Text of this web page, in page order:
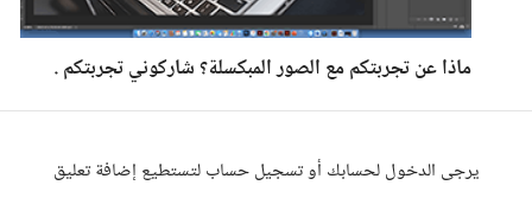
ماذا عن تجربتكم مع الصور المبكسلة؟ شاركوني تجربتكم .
يرجى الدخول لحسابك أو تسجيل حساب لتستطيع إضافة تعليق